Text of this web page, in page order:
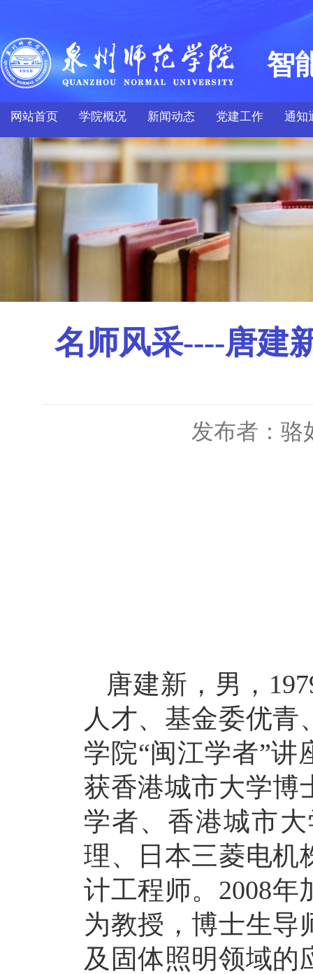
智
网站首页 学院概况 新闻动态 党建工作 通知
名师风采----唐建
发布者：骆
唐建新，男，
人才、基金委优
学院“闽江学者”讲
获香港城市大学博
学者、香港城市
理、日本三菱电机
计工程师。 2008年
为教授，博士生导
及固体照明领域的